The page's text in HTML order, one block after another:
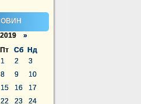
»
Пт Сб
Нд
1
2
3
8 9
10
15 16
17
22 23
24